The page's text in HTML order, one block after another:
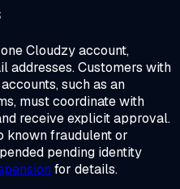
Cloudzy account,
addresses. Customers with
such as an
must coordinate with
receive explicit approval.
known fraudulent or
pending identity
for details.